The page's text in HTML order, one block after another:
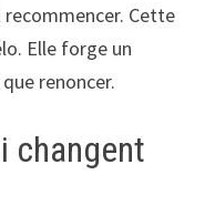
recommencer. Cette
Elle forge un
renoncer.
changent